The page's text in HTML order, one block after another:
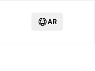
AR